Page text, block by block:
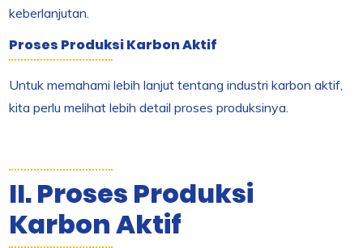
keberlanjutan.
Proses Produksi Karbon Aktif
Untuk memahami lebih lanjut tentang industri karbon aktif,
kita perlu melihat lebih detail proses produksinya.
II. Proses Produksi
Karbon Aktif